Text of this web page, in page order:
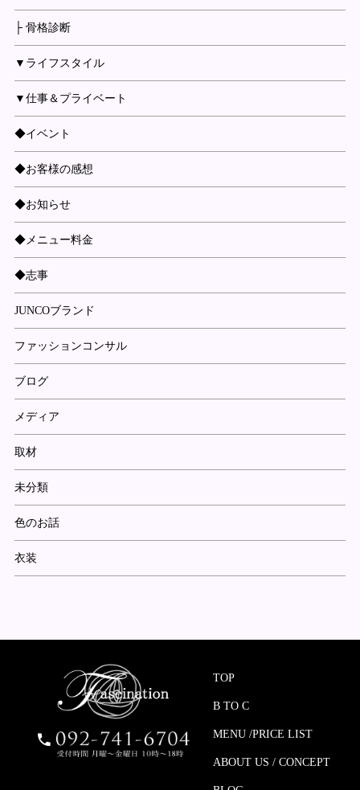
├ 骨格診断
▼ライフスタイル
▼仕事＆プライベート
◆イベント
◆お客様の感想
◆お知らせ
◆メニュー料金
◆志事
JUNCOブランド
ファッションコンサル
ブログ
メディア
取材
未分類
色のお話
衣装
TOP
B TO C
MENU /PRICE LIST
ABOUT US / CONCEPT